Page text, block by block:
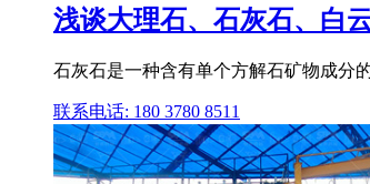
浅谈大理石、石灰石、白
石灰石是一种含有单个方解石矿物成分
联系电话: 180 3780 8511